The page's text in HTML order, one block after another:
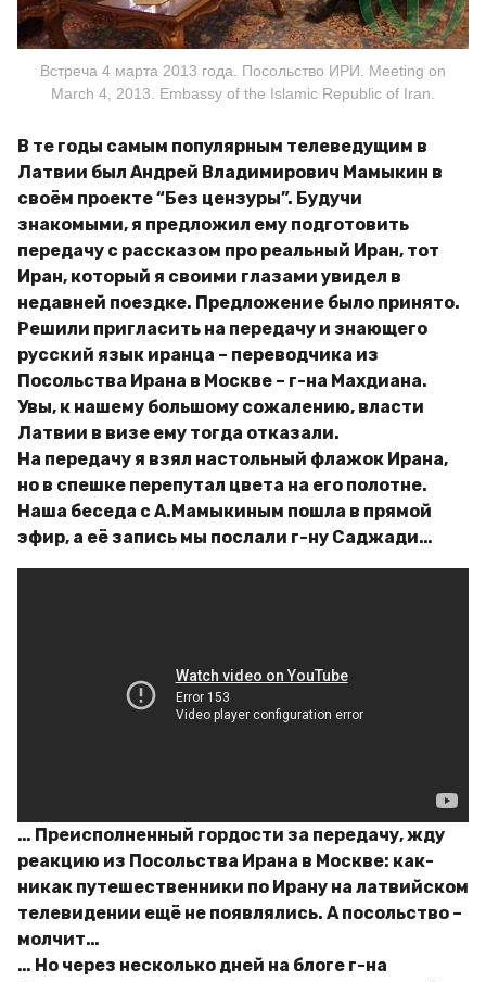
Встреча 4 марта 2013 года. Посольство ИРИ. Meeting on
March 4, 2013. Embassy of the Islamic Republic of Iran.
В те годы самым популярным телеведущим в
Латвии был Андрей Владимирович Мамыкин в
своём проекте “Без цензуры”. Будучи
знакомыми, я предложил ему подготовить
передачу с рассказом про реальный Иран, тот
Иран, который я своими глазами увидел в
недавней поездке. Предложение было принято.
Решили пригласить на передачу и знающего
русский язык иранца – переводчика из
Посольства Ирана в Москве – г-на Махдиана.
Увы, к нашему большому сожалению, власти
Латвии в визе ему тогда отказали.
На передачу я взял настольный флажок Ирана,
но в спешке перепутал цвета на его полотне.
Наша беседа с А.Мамыкиным пошла в прямой
эфир, а её запись мы послали г-ну Саджади…
… Преисполненный гордости за передачу, жду
реакцию из Посольства Ирана в Москве: как-
никак путешественники по Ирану на латвийском
телевидении ещё не появлялись. А посольство –
молчит…
… Но через несколько дней на блоге г-на